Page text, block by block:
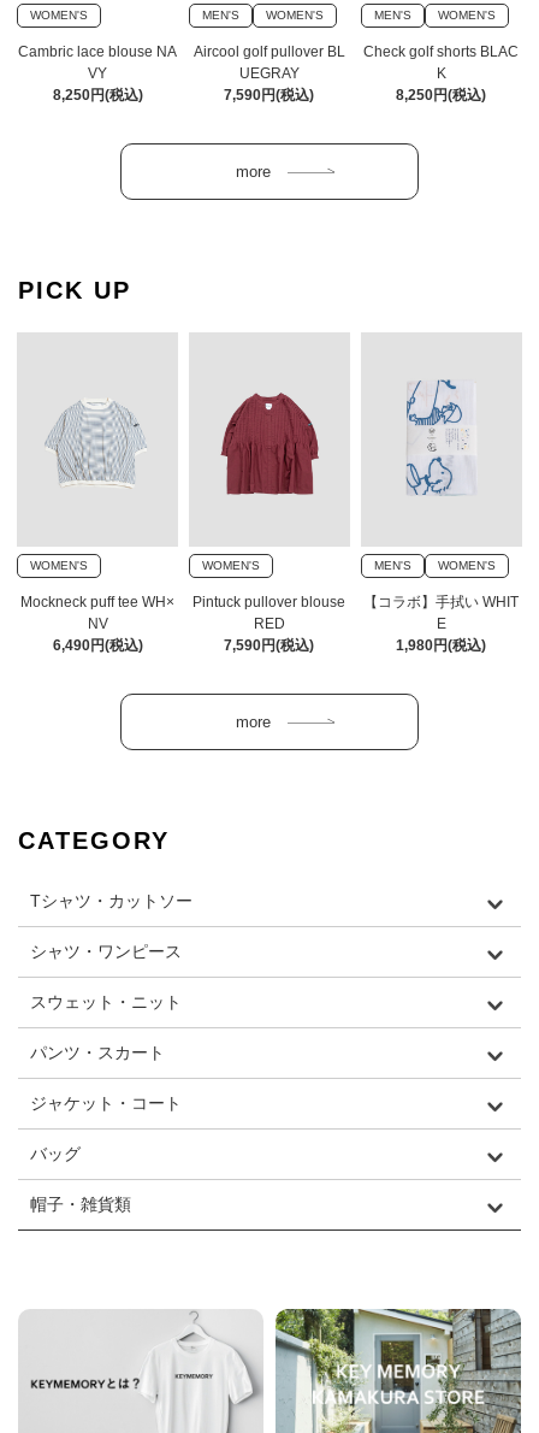
WOMEN'S
Cambric lace blouse NA
VY
8,250円(税込)
MEN'S WOMEN'S
Aircool golf pullover BL
UEGRAY
7,590円(税込)
MEN'S WOMEN'S
Check golf shorts BLAC
K
8,250円(税込)
PICK UP
WOMEN'S
Mockneck puff tee WH×
NV
6,490円(税込)
WOMEN'S
Pintuck pullover blouse
RED
7,590円(税込)
MEN'S WOMEN'S
【コラボ】手拭い WHIT
E
1,980円(税込)
CATEGORY
Tシャツ・カットソー
シャツ・ワンピース
スウェット・ニット
パンツ・スカート
ジャケット・コート
バッグ
帽子・雑貨類